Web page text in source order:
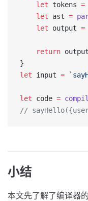
    let
tokens =
    let
ast =
    let
output =
    return
}
let input =
let code =
//
小结
本文先了解了编译器